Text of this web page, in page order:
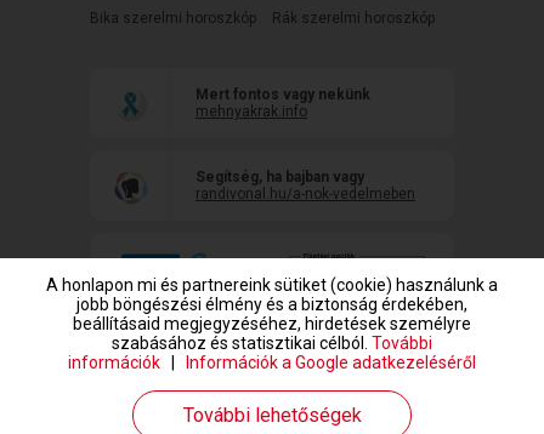
Bika szerelmi horoszkóp
Rák szerelmi horoszkóp
Mert fontos vagy nekünk
mehnyakrak.info
Segítség, ha bajban vagy
randivonal.hu/a-nok-vedelmeben
www.randivonal.hu © Copyright 1999-2026 Dating Central Europe Zrt.
A honlapon mi és partnereink sütiket (cookie) használunk a
jobb böngészési élmény és a biztonság érdekében,
beállításaid megjegyzéséhez, hirdetések személyre
szabásához és statisztikai célból. További
információk
Információk a Google adatkezeléséről
További lehetőségek